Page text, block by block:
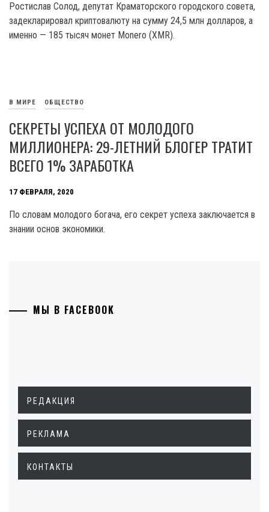
Ростислав Солод, депутат Краматорского городского совета,
задекларировал криптовалюту на сумму 24,5 млн долларов, а
именно — 185 тысяч монет Monero (XMR).
В МИРЕ ОБЩЕСТВО
СЕКРЕТЫ УСПЕХА ОТ МОЛОДОГО
МИЛЛИОНЕРА: 29-ЛЕТНИЙ БЛОГЕР ТРАТИТ
ВСЕГО 1% ЗАРАБОТКА
17 ФЕВРАЛЯ, 2020
По словам молодого богача, его секрет успеха заключается в
знании основ экономики.
МЫ В FACEBOOK
РЕДАКЦИЯ
РЕКЛАМА
КОНТАКТЫ